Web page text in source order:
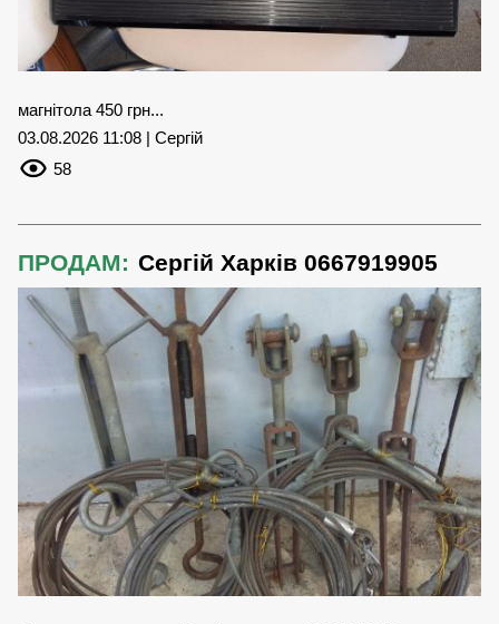
магнітола 450 грн...
03.08.2026 11:08 | Сергій
58
ПРОДАМ: Сергій Харків 0667919905